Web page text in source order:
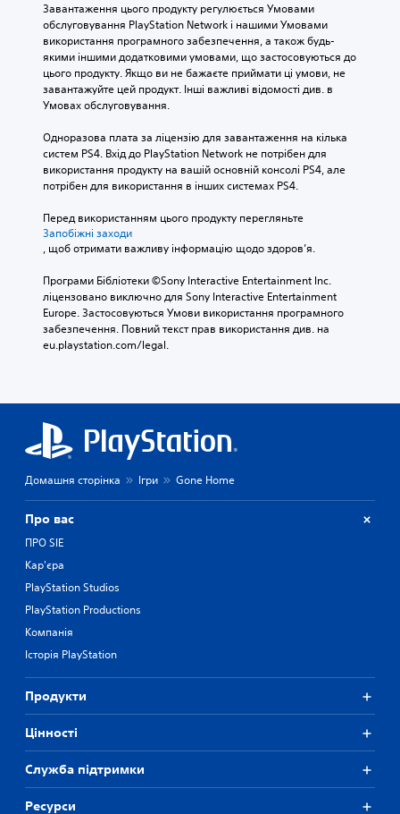
Завантаження цього продукту регулюється Умовами
обслуговування PlayStation Network і нашими Умовами
використання програмного забезпечення, а також будь-
якими іншими додатковими умовами, що застосовуються до
цього продукту. Якщо ви не бажаєте приймати ці умови, не
завантажуйте цей продукт. Інші важливі відомості див. в
Умовах обслуговування.
Одноразова плата за ліцензію для завантаження на кілька
систем PS4. Вхід до PlayStation Network не потрібен для
використання продукту на вашій основній консолі PS4, але
потрібен для використання в інших системах PS4.
Перед використанням цього продукту перегляньте
Запобіжні заходи
, щоб отримати важливу інформацію щодо здоров’я.
Програми Бібліотеки ©Sony Interactive Entertainment Inc.
ліцензовано виключно для Sony Interactive Entertainment
Europe. Застосовуються Умови використання програмного
забезпечення. Повний текст прав використання див. на
eu.playstation.com/legal.
Домашня сторінка Ігри Gone Home
Про вас
ПРО SIE
Кар'єра
PlayStation Studios
PlayStation Productions
Компанія
Історія PlayStation
Продукти
Цiнностi
Служба підтримки
Ресурси